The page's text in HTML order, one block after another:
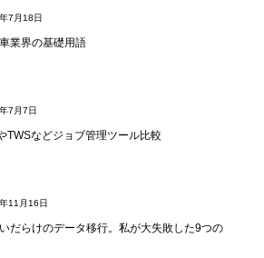
7月18日
業界の基礎用語
7月7日
TWSなどジョブ管理ツール比較
11月16日
だらけのデータ移行。私が大失敗した9つの